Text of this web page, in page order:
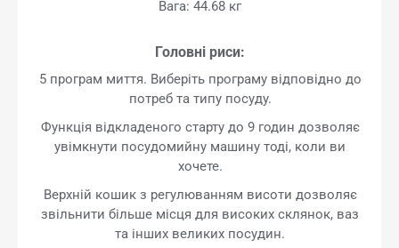
Вага: 44.68 кг
Головні риси:
5 програм миття. Виберіть програму відповідно до
потреб та типу посуду.
Функція відкладеного старту до 9 годин дозволяє
увімкнути посудомийну машину тоді, коли ви
хочете.
Верхній кошик з регулюванням висоти дозволяє
звільнити більше місця для високих склянок, ваз
та інших великих посудин.